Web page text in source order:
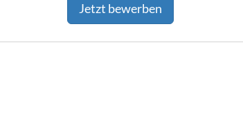
Jetzt bewerben